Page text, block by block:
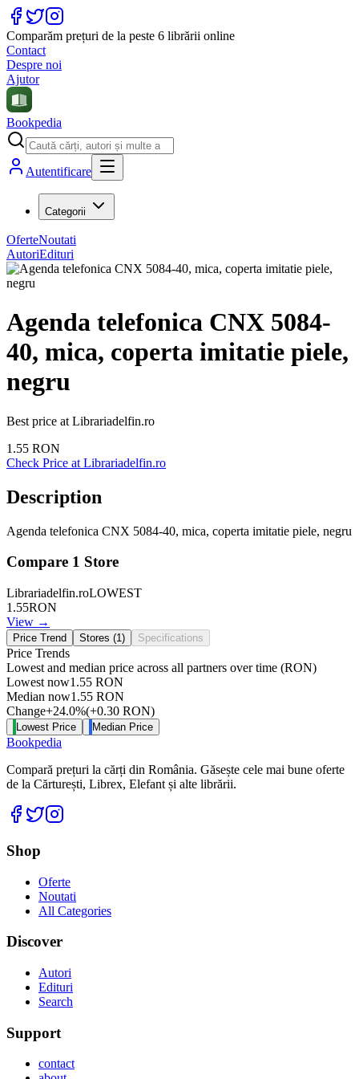
Comparăm prețuri de la peste 6 librării online
Contact
Despre noi
Ajutor
Bookpedia
Autentificare
Categorii
OferteNoutati
AutoriEdituri
Agenda telefonica CNX 5084-
40, mica, coperta imitatie piele,
negru
Best price at Librariadelfin.ro
1.55 RON
Check Price at Librariadelfin.ro
Description
Agenda telefonica CNX 5084-40, mica, coperta imitatie piele, negru
Compare 1 Store
Librariadelfin.roLOWEST
1.55RON
View →
Price Trend Stores (1) Specifications
Price Trends
Lowest and median price across all partners over time (RON)
Lowest now1.55 RON
Median now1.55 RON
Change+24.0%(+0.30 RON)
Lowest Price Median Price
Bookpedia
Compară prețuri la cărți din România. Găsește cele mai bune oferte
de la Cărturești, Librex, Elefant și alte librării.
Facebook
Twitter
Shop
Oferte
Noutati
All Categories
Discover
Autori
Edituri
Search
Support
contact